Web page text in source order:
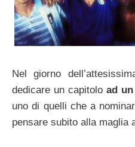
Nel giorno
dedicare un capitolo ad
uno di quelli che a
pensare subito alla maglia